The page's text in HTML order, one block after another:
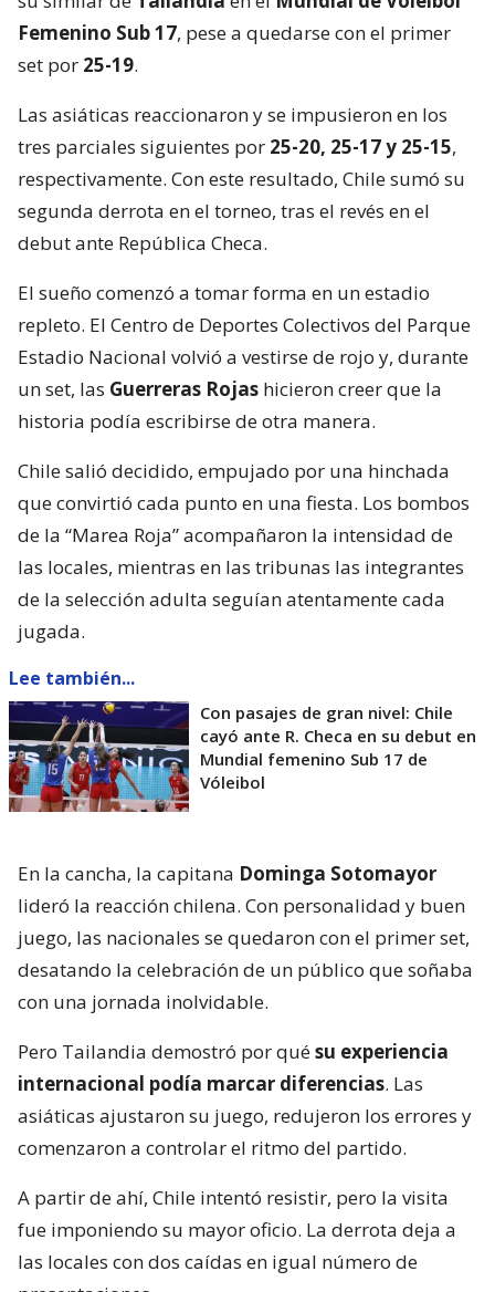
Femenino Sub 17, pese a quedarse con el primer
set por 25-19.
Las asiáticas reaccionaron y se impusieron en los
tres parciales siguientes por 25-20, 25-17 y 25-15,
respectivamente. Con este resultado, Chile sumó su
segunda derrota en el torneo, tras el revés en el
debut ante República Checa.
El sueño comenzó a tomar forma en un estadio
repleto. El Centro de Deportes Colectivos del Parque
Estadio Nacional volvió a vestirse de rojo y, durante
un set, las Guerreras Rojas hicieron creer que la
historia podía escribirse de otra manera.
Chile salió decidido, empujado por una hinchada
que convirtió cada punto en una fiesta. Los bombos
de la “Marea Roja” acompañaron la intensidad de
las locales, mientras en las tribunas las integrantes
de la selección adulta seguían atentamente cada
jugada.
Lee también...
Con pasajes de gran nivel: Chile
cayó ante R. Checa en su debut en
Mundial femenino Sub 17 de
Vóleibol
En la cancha, la capitana Dominga Sotomayor
lideró la reacción chilena. Con personalidad y buen
juego, las nacionales se quedaron con el primer set,
desatando la celebración de un público que soñaba
con una jornada inolvidable.
Pero Tailandia demostró por quésu experiencia
internacional podía marcar diferencias. Las
asiáticas ajustaron su juego, redujeron los errores y
comenzaron a controlar el ritmo del partido.
A partir de ahí, Chile intentó resistir, pero la visita
fue imponiendo su mayor oficio. La derrota deja a
las locales con dos caídas en igual número de